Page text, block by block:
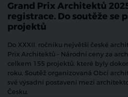
Grand Prix Architektů
registrace. Do soutěže se
projektů
Do XXXII. ročníku největší české
Prix Architektů – Národní ceny za
celkem 155 projektů, které byly
roku. Soutěž organizovaná Obcí
své výsadní postavení mezi
Česku.